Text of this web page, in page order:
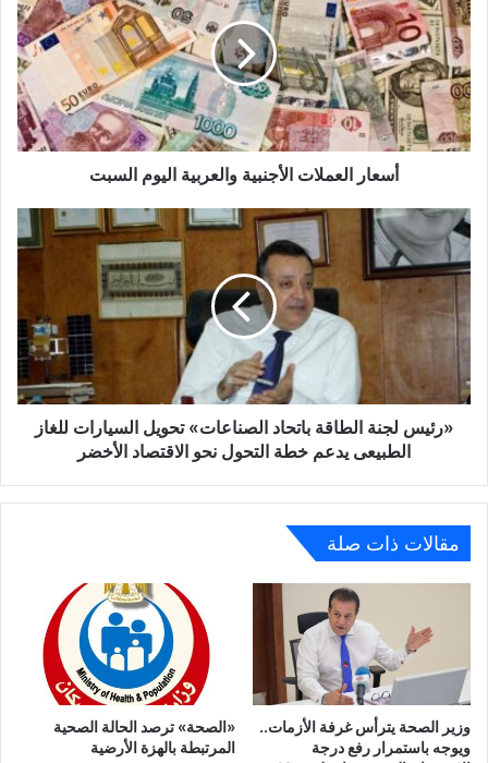
الأجنبية
والعربية
اليوم
السبت
أسعار العملات الأجنبية والعربية اليوم السبت
«رئيس
لجنة
الطاقة
باتحاد
الصناعات»
تحويل
السيارات
للغاز
الطبيعى
يدعم
الأخضر
«رئيس لجنة الطاقة باتحاد الصناعات» تحويل السيارات للغاز
الطبيعى يدعم خطة التحول نحو الاقتصاد الأخضر
مقالات ذات صلة
وزير الصحة يترأس غرفة الأزمات..
ويوجه باستمرار رفع درجة
«الصحة» ترصد الحالة الصحية
المرتبطة بالهزة الأرضية